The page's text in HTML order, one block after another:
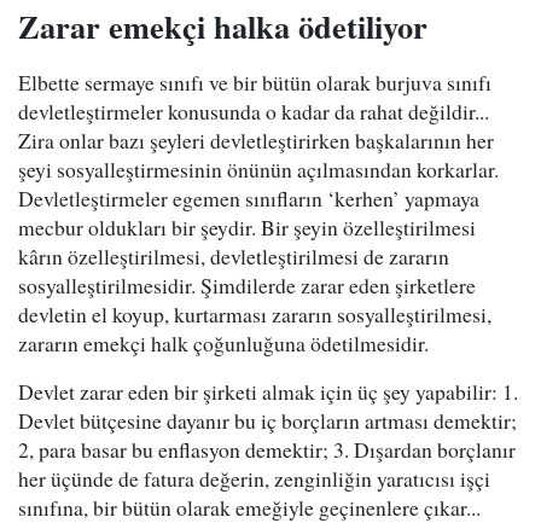
Zarar emekçi halka ödetiliyor
Elbette sermaye sınıfı ve bir bütün olarak burjuva sınıfı
devletleştirmeler konusunda o kadar da rahat değildir...
Zira onlar bazı şeyleri devletleştirirken başkalarının her
şeyi sosyalleştirmesinin önünün açılmasından korkarlar.
Devletleştirmeler egemen sınıfların ‘kerhen’ yapmaya
mecbur oldukları bir şeydir. Bir şeyin özelleştirilmesi
kârın özelleştirilmesi, devletleştirilmesi de zararın
sosyalleştirilmesidir. Şimdilerde zarar eden şirketlere
devletin el koyup, kurtarması zararın sosyalleştirilmesi,
zararın emekçi halk çoğunluğuna ödetilmesidir.
Devlet zarar eden bir şirketi almak için üç şey yapabilir: 1.
Devlet bütçesine dayanır bu iç borçların artması demektir;
2, para basar bu enflasyon demektir; 3. Dışardan borçlanır
her üçünde de fatura değerin, zenginliğin yaratıcısı işçi
sınıfına, bir bütün olarak emeğiyle geçinenlere çıkar...